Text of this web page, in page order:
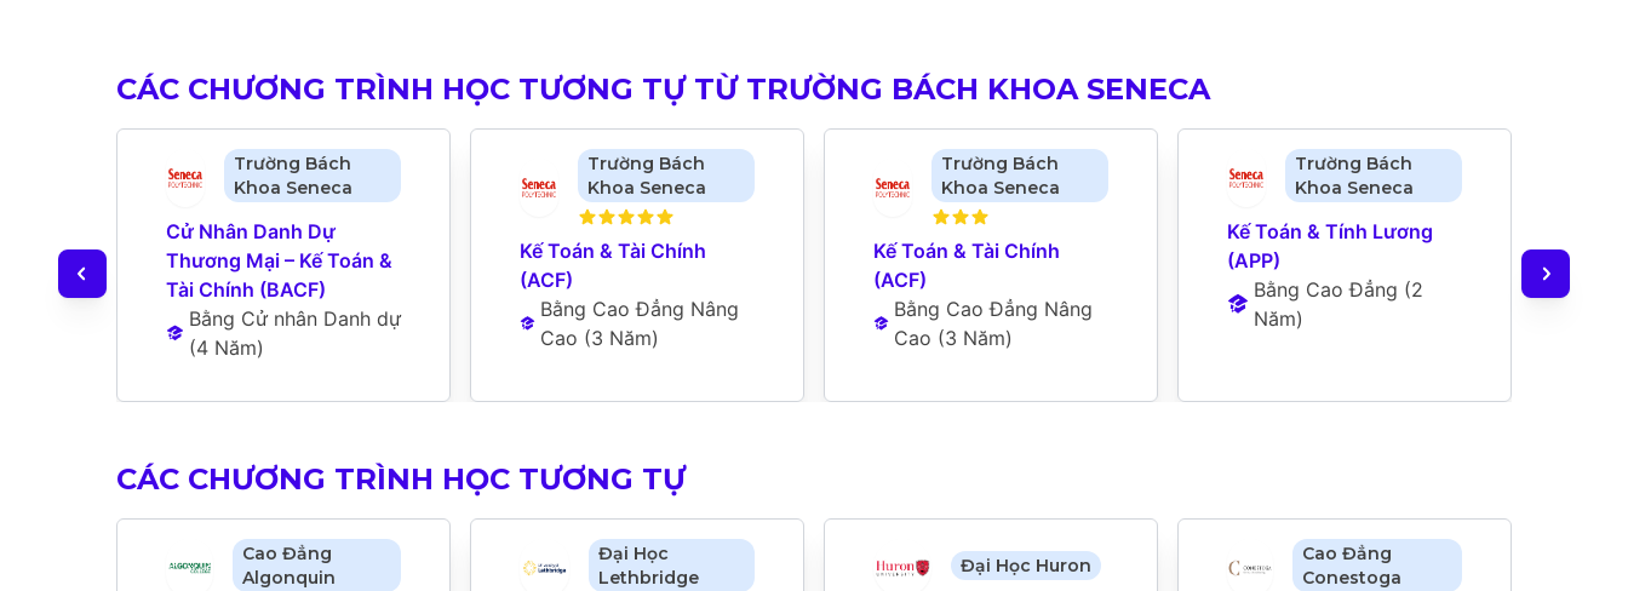
CÁC CHƯƠNG TRÌNH HỌC TƯƠNG TỰ TỪ TRƯỜNG BÁCH KHOA SENECA
Trường Bách
Khoa Seneca
Cử Nhân Danh Dự
Thương Mại – Kế Toán &
Tài Chính (BACF)
Bằng Cử nhân Danh dự
(4 Năm)
Trường Bách
Khoa Seneca
Kế Toán & Tài Chính
(ACF)
Bằng Cao Đẳng Nâng
Cao (3 Năm)
Trường Bách
Khoa Seneca
Kế Toán & Tài Chính
(ACF)
Bằng Cao Đẳng Nâng
Cao (3 Năm)
Trường Bách
Khoa Seneca
Kế Toán & Tính Lương
(APP)
Bằng Cao Đẳng (2
Năm)
CÁC CHƯƠNG TRÌNH HỌC TƯƠNG TỰ
Cao Đẳng
Algonquin
Đại Học
Lethbridge
Đại Học Huron
Cao Đẳng
Conestoga